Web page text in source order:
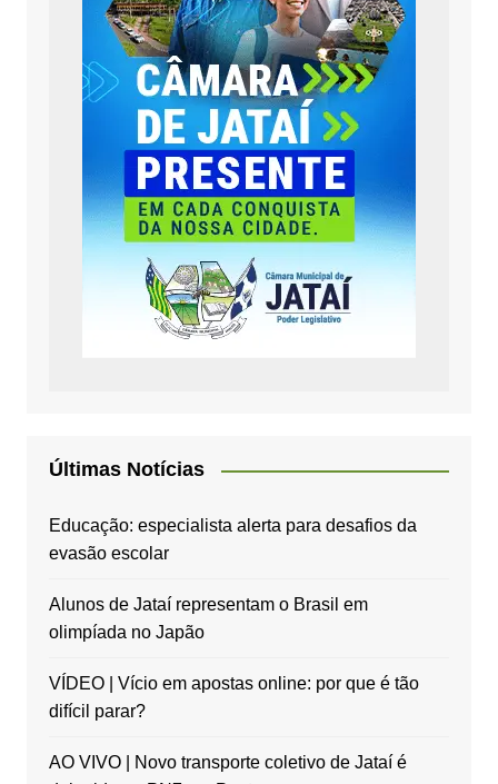
Últimas Notícias
Educação: especialista alerta para desafios da
evasão escolar
Alunos de Jataí representam o Brasil em
olimpíada no Japão
VÍDEO | Vício em apostas online: por que é tão
difícil parar?
AO VIVO | Novo transporte coletivo de Jataí é